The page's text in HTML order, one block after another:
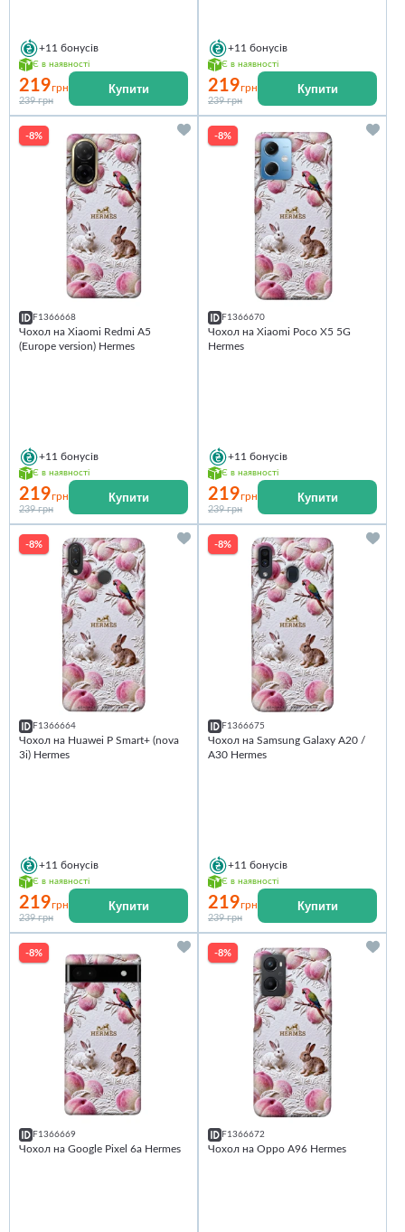
+11 бонусів
Є в наявності
219грн
239 грн
Купити
+11 бонусів
Є в наявності
219грн
239 грн
Купити
-8%
F1366668
Чохол на Xiaomi Redmi A5
(Europe version) Hermes
+11 бонусів
Є в наявності
219грн
239 грн
Купити
-8%
F1366670
Чохол на Xiaomi Poco X5 5G
Hermes
+11 бонусів
Є в наявності
219грн
239 грн
Купити
-8%
F1366664
Чохол на Huawei P Smart+ (nova
3i) Hermes
+11 бонусів
Є в наявності
219грн
239 грн
Купити
-8%
F1366675
Чохол на Samsung Galaxy A20 /
A30 Hermes
+11 бонусів
Є в наявності
219грн
239 грн
Купити
-8%
F1366669
Чохол на Google Pixel 6a Hermes
-8%
F1366672
Чохол на Oppo A96 Hermes